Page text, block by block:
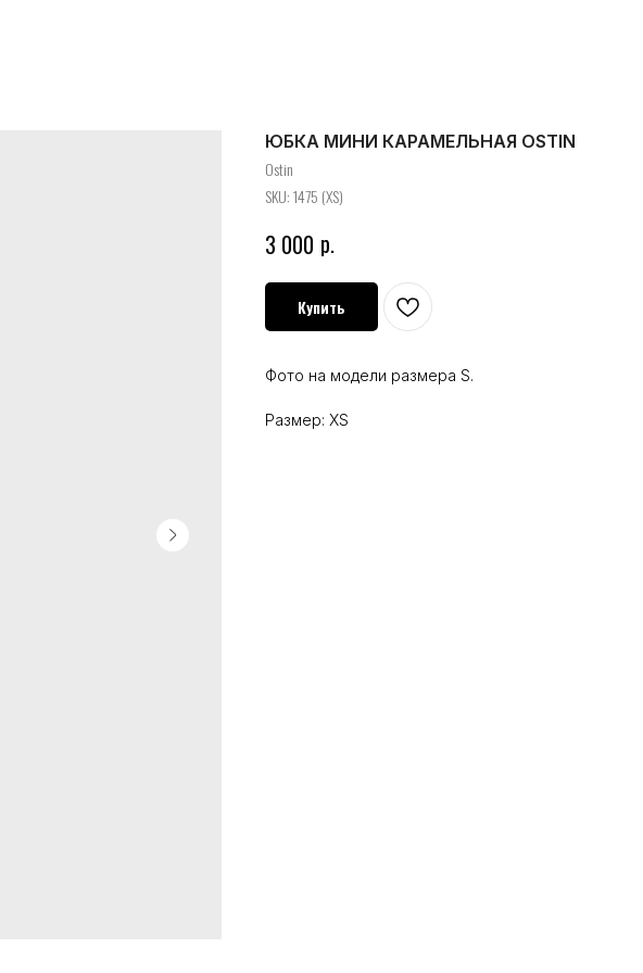
ЮБКА МИНИ КАРАМЕЛЬНАЯ OSTIN
Ostin
SKU:1475 (XS)
3 000 р.
Купить
Фото на модели размера S.
Размер: XS